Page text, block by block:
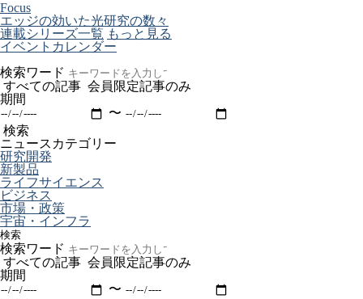
Focus
エッジの効いた光研究の数々
連載シリーズ一覧 もっと見る
イベントカレンダー
検索ワード
すべての記事 会員限定記事のみ
期間
〜
検索
ニュースカテゴリー
研究開発
新製品
ライフサイエンス
ビジネス
市場・政策
宇宙・インフラ
検索
検索ワード
すべての記事 会員限定記事のみ
期間
〜